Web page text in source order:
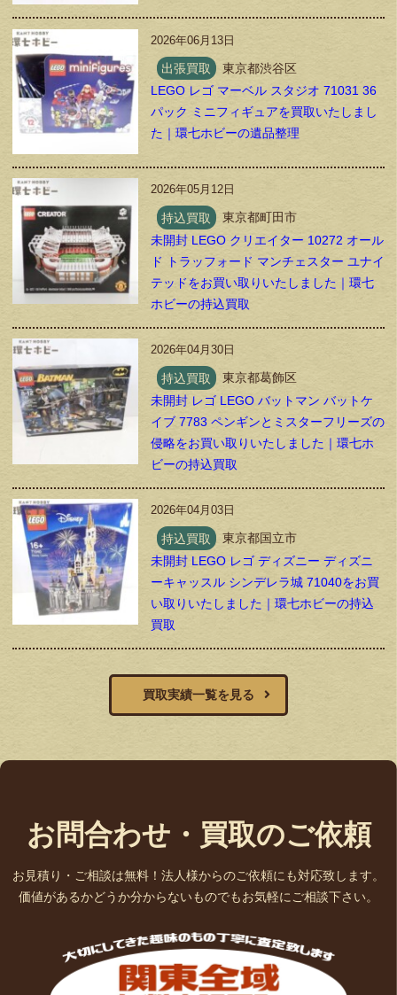
2026年06月13日
出張買取
東京都渋谷区
LEGO レゴ マーベル スタジオ 71031 36
パック ミニフィギュアを買取いたしまし
た｜環七ホビーの遺品整理
2026年05月12日
持込買取
東京都町田市
未開封 LEGO クリエイター 10272 オール
ド トラッフォード マンチェスター ユナイ
テッドをお買い取りいたしました｜環七
ホビーの持込買取
2026年04月30日
持込買取
東京都葛飾区
未開封 レゴ LEGO バットマン バットケ
イブ 7783 ペンギンとミスターフリーズの
侵略をお買い取りいたしました｜環七ホ
ビーの持込買取
2026年04月03日
持込買取
東京都国立市
未開封 LEGO レゴ ディズニー ディズニ
ーキャッスル シンデレラ城 71040をお買
い取りいたしました｜環七ホビーの持込
買取
買取実績一覧を見る
お問合わせ・買取のご依頼
お見積り・ご相談は無料！法人様からのご依頼にも対応致します。
価値があるかどうか分からないものでもお気軽にご相談下さい。